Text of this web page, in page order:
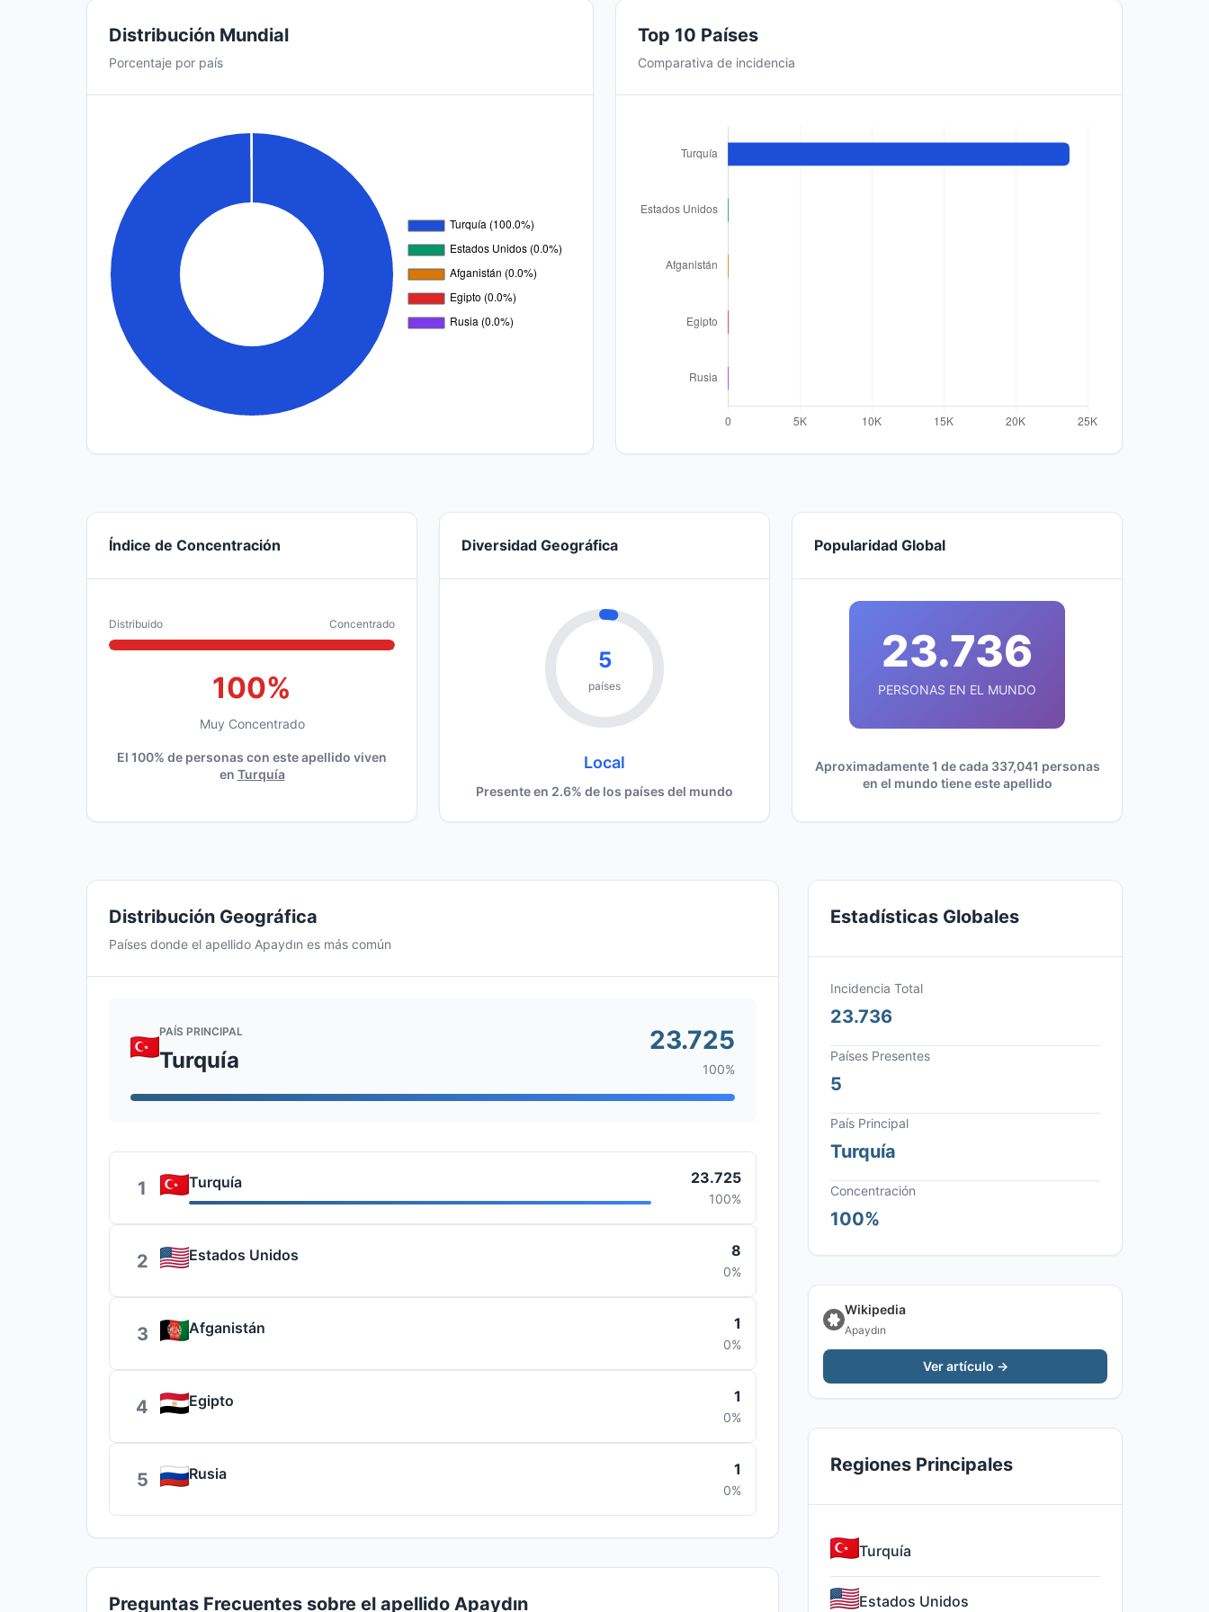
Distribución Mundial
Porcentaje por país
Top 10 Países
Comparativa de incidencia
Índice de Concentración
Distribuido Concentrado
100%
Muy Concentrado
El 100% de personas con este apellido viven
en Turquía
Diversidad Geográfica
5
países
Local
Presente en 2.6% de los países del mundo
Popularidad Global
23.736
PERSONAS EN EL MUNDO
Aproximadamente 1 de cada 337,041 personas
en el mundo tiene este apellido
Distribución Geográfica
Países donde el apellido Apaydın es más común
PAÍS PRINCIPAL
Turquía
23.725
100%
1 Turquía 23.725
100%
2 Estados Unidos 8
0%
3 Afganistán 1
0%
4 Egipto 1
0%
5 Rusia 1
0%
Preguntas Frecuentes sobre el apellido Apaydın
Estadísticas Globales
Incidencia Total
23.736
Países Presentes
5
País Principal
Turquía
Concentración
100%
Wikipedia
Apaydın
Ver artículo →
Regiones Principales
Turquía
Estados Unidos